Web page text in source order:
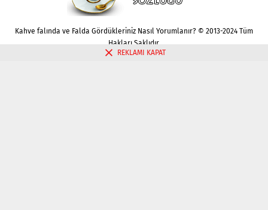
Kahve falında ve Falda Gördükleriniz Nasıl Yorumlanır? © 2013-2024 Tüm
Hakları Saklıdır.
REKLAMI KAPAT